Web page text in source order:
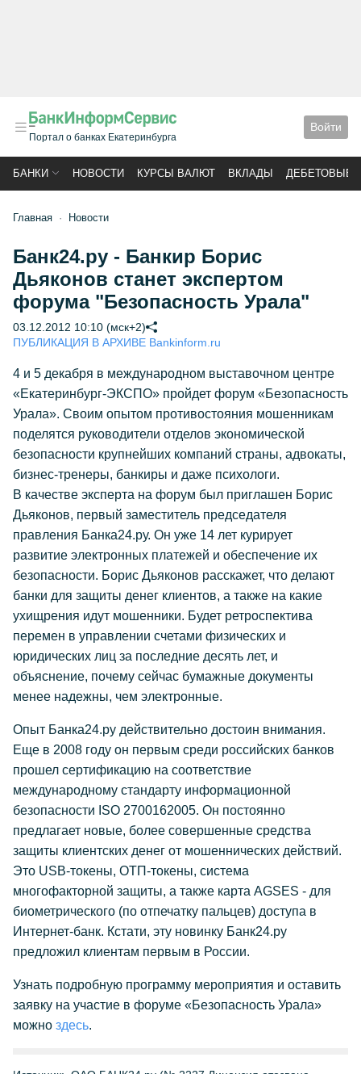
Портал о банках Екатеринбурга
Войти
БАНКИ НОВОСТИ КУРСЫ ВАЛЮТ ВКЛАДЫ ДЕБЕТОВЫЕ
Главная Новости
Банк24.ру - Банкир Борис
Дьяконов станет экспертом
форума "Безопасность Урала"
03.12.2012 10:10 (мск+2)
ПУБЛИКАЦИЯ В АРХИВЕ Bankinform.ru
4 и 5 декабря в международном выставочном центре
«Екатеринбург-ЭКСПО» пройдет форум «Безопасность
Урала». Своим опытом противостояния мошенникам
поделятся руководители отделов экономической
безопасности крупнейших компаний страны, адвокаты,
бизнес-тренеры, банкиры и даже психологи.
В качестве эксперта на форум был приглашен Борис
Дьяконов, первый заместитель председателя
правления Банка24.ру. Он уже 14 лет курирует
развитие электронных платежей и обеспечение их
безопасности. Борис Дьяконов расскажет, что делают
банки для защиты денег клиентов, а также на какие
ухищрения идут мошенники. Будет ретроспектива
перемен в управлении счетами физических и
юридических лиц за последние десять лет, и
объяснение, почему сейчас бумажные документы
менее надежны, чем электронные.
Опыт Банка24.ру действительно достоин внимания.
Еще в 2008 году он первым среди российских банков
прошел сертификацию на соответствие
международному стандарту информационной
безопасности ISO 2700162005. Он постоянно
предлагает новые, более совершенные средства
защиты клиентских денег от мошеннических действий.
Это USB-токены, ОТП-токены, система
многофакторной защиты, а также карта AGSES - для
биометрического (по отпечатку пальцев) доступа в
Интернет-банк. Кстати, эту новинку Банк24.ру
предложил клиентам первым в России.
Узнать подробную программу мероприятия и оставить
заявку на участие в форуме «Безопасность Урала»
можно здесь.